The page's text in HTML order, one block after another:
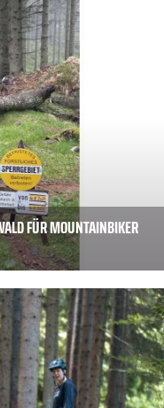
FÜR MOUNTAINBIKER